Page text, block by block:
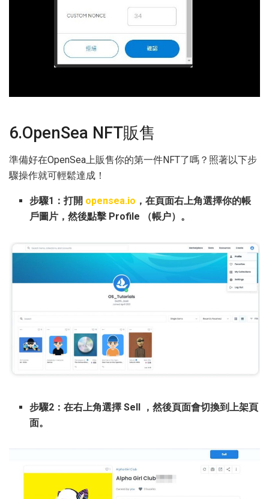
6.OpenSea NFT販售
準備好在OpenSea上販售你的第一件NFT了嗎？照著以下步
驟操作就可輕鬆達成！
步驟1：打開 opensea.io ，在頁面右上角選擇你的帳
戶圖片，然後點擊 Profile （帳户）。
步驟2：在右上角選擇 Sell ，然後頁面會切換到上架頁
面。